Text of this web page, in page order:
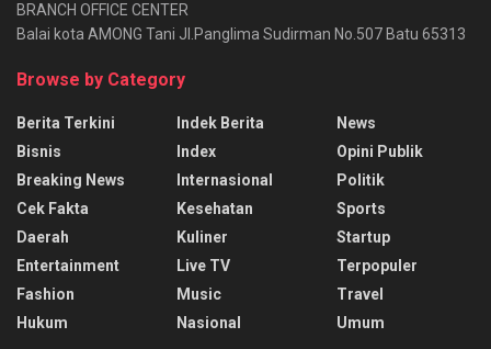
BRANCH OFFICE CENTER
Balai kota AMONG Tani Jl.Panglima Sudirman No.507 Batu 65313
Browse by Category
Berita Terkini
Bisnis
Breaking News
Cek Fakta
Daerah
Entertainment
Fashion
Hukum
Indek Berita
Index
Internasional
Kesehatan
Kuliner
Live TV
Music
Nasional
News
Opini Publik
Politik
Sports
Startup
Terpopuler
Travel
Umum